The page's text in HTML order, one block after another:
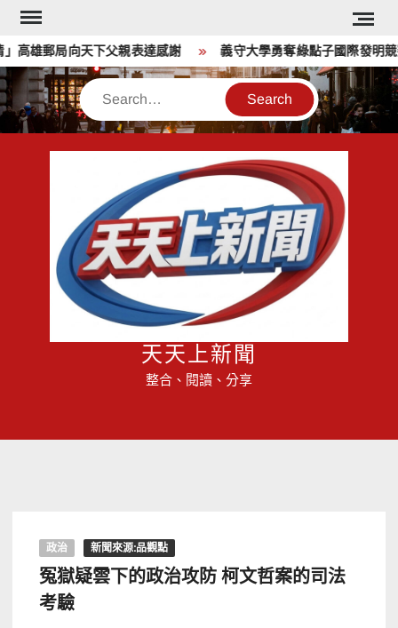
Skip
content
雄郵局向天下父親表達感謝 義守大學勇奪綠點子國際發明競
Search
天天上新聞
整合、閱讀、分享
政治 新聞來源:品觀點
冤獄疑雲下的政治攻防 柯文哲案的司法
考驗